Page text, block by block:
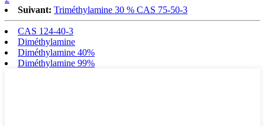
Suivant: Triméthylamine 30 % CAS 75-50-3
CAS 124-40-3
Diméthylamine
Diméthylamine 40%
Diméthylamine 99%